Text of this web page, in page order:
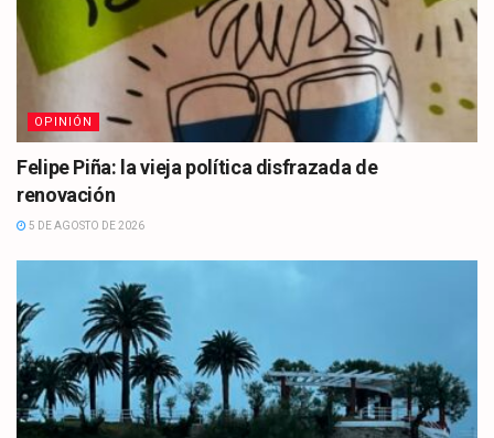
OPINIÓN
Felipe Piña: la vieja política disfrazada de
renovación
5 DE AGOSTO DE 2026